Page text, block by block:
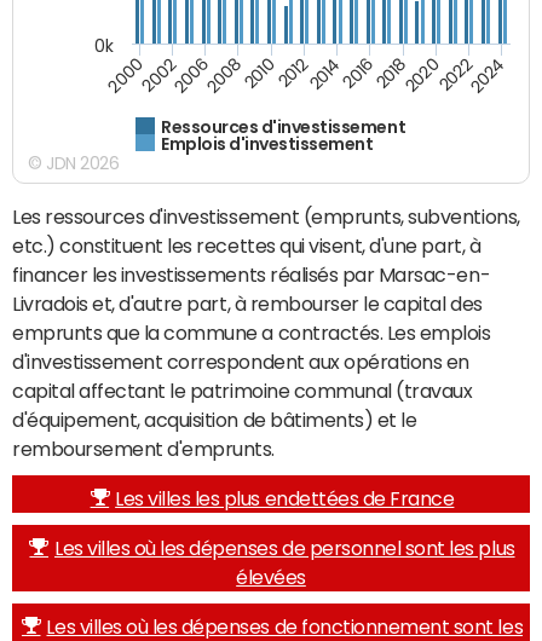
Ressources d'investissement
Emplois d'investissement
200020022006200820102012201420162018202020222024
0k
© JDN 2026
Les ressources d'investissement (emprunts, subventions,
etc.) constituent les recettes qui visent, d'une part, à
financer les investissements réalisés par Marsac-en-
Livradois et, d'autre part, à rembourser le capital des
emprunts que la commune a contractés. Les emplois
d'investissement correspondent aux opérations en
capital affectant le patrimoine communal (travaux
d'équipement, acquisition de bâtiments) et le
remboursement d'emprunts.
Les villes les plus endettées de France
Les villes où les dépenses de personnel sont les plus
élevées
Les villes où les dépenses de fonctionnement sont les